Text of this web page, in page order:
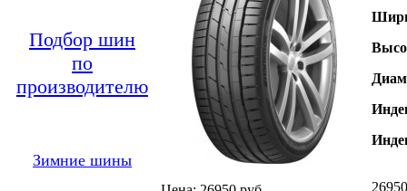
Подбор шин
по
производителю
Зимние шины